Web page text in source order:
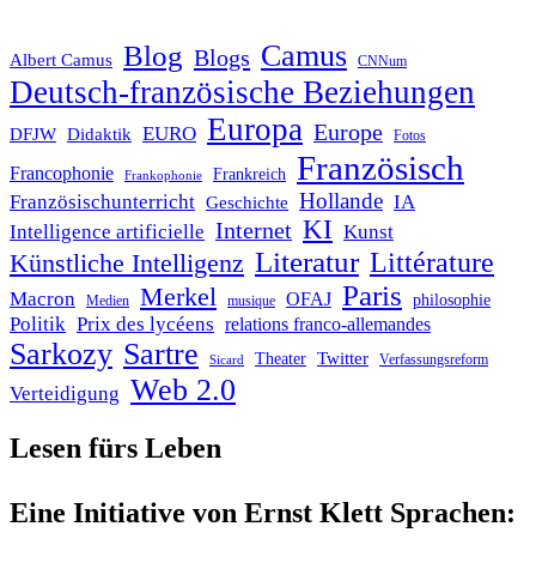
Albert Camus Blog Blogs Camus CNNum
Deutsch-französische Beziehungen
DFJW Didaktik EURO Europa Europe Fotos
Francophonie Frankophonie Frankreich Französisch
Französischunterricht Geschichte Hollande IA
Intelligence artificielle Internet KI Kunst
Künstliche Intelligenz Literatur Littérature
Macron Medien Merkel musique OFAJ Paris philosophie
Politik Prix des lycéens relations franco-allemandes
Sarkozy Sartre Sicard Theater Twitter Verfassungsreform
Verteidigung Web 2.0
Lesen fürs Leben
Eine Initiative von Ernst Klett Sprachen: